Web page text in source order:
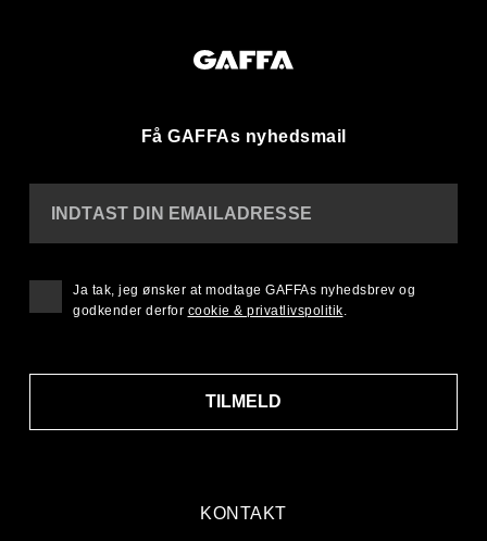
Få GAFFAs nyhedsmail
KONTAKT
INDTAST DIN EMAILADRESSE
TILMELD
Ja tak, jeg ønsker at modtage GAFFAs nyhedsbrev og
godkender derfor cookie & privatlivspolitik.